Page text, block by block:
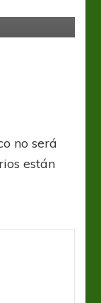
no será
están